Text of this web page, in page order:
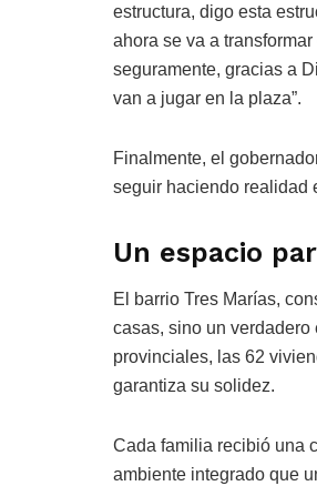
estructura, digo esta
ahora se va a
seguramente, gracias a
van a jugar en la plaza”.
Finalmente, el
seguir haciendo realidad
Un espacio
El barrio Tres Marías,
casas, sino un
provinciales, las 62
garantiza su solidez.
Cada familia recibió una
ambiente integrado que